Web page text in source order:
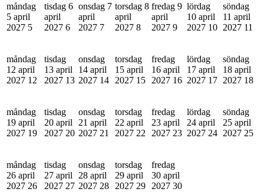
måndag
5 april
2027 5
tisdag 6
april
2027 6
onsdag 7
april
2027 7
torsdag 8
april
2027 8
fredag 9
april
2027 9
lördag
10 april
2027 10
söndag
11 april
2027 11
måndag
12 april
2027 12
tisdag
13 april
2027 13
onsdag
14 april
2027 14
torsdag
15 april
2027 15
fredag
16 april
2027 16
lördag
17 april
2027 17
söndag
18 april
2027 18
måndag
19 april
2027 19
tisdag
20 april
2027 20
onsdag
21 april
2027 21
torsdag
22 april
2027 22
fredag
23 april
2027 23
lördag
24 april
2027 24
söndag
25 april
2027 25
måndag
26 april
2027 26
tisdag
27 april
2027 27
onsdag
28 april
2027 28
torsdag
29 april
2027 29
fredag
30 april
2027 30